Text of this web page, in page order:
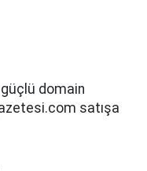
domain
satışa